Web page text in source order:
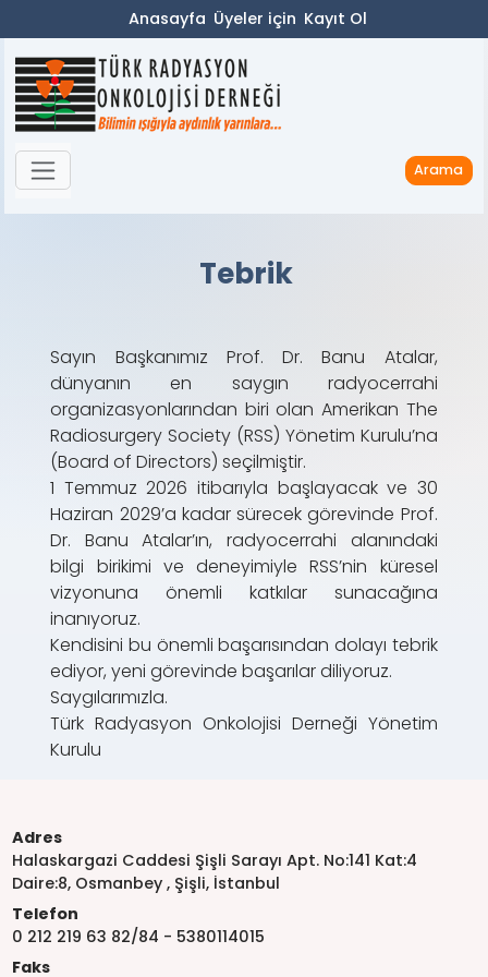
Anasayfa Üyeler için Kayıt Ol
Arama
Tebrik
Sayın Başkanımız Prof. Dr. Banu Atalar,
dünyanın en saygın radyocerrahi
organizasyonlarından biri olan Amerikan The
Radiosurgery Society (RSS) Yönetim Kurulu’na
(Board of Directors) seçilmiştir.
1 Temmuz 2026 itibarıyla başlayacak ve 30
Haziran 2029’a kadar sürecek görevinde Prof.
Dr. Banu Atalar’ın, radyocerrahi alanındaki
bilgi birikimi ve deneyimiyle RSS’nin küresel
vizyonuna önemli katkılar sunacağına
inanıyoruz.
Kendisini bu önemli başarısından dolayı tebrik
ediyor, yeni görevinde başarılar diliyoruz.
Saygılarımızla.
Türk Radyasyon Onkolojisi Derneği Yönetim
Kurulu
Adres
Halaskargazi Caddesi Şişli Sarayı Apt. No:141 Kat:4
Daire:8, Osmanbey , Şişli, İstanbul
Telefon
0 212 219 63 82/84 - 5380114015
Faks